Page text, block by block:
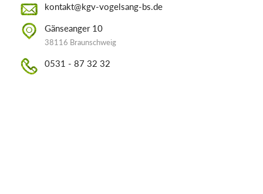
kontakt@kgv-vogelsang-bs.de
Gänseanger 10
38116 Braunschweig
0531 - 87 32 32